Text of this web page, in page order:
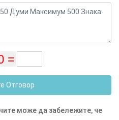
Отговор
може да забележите, че